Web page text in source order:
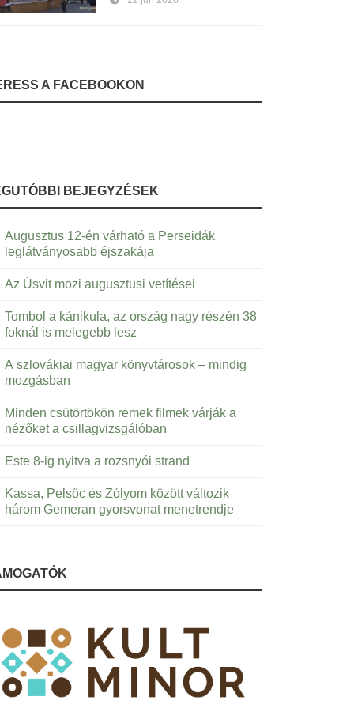
A FACEBOOKON
BEJEGYZÉSEK
Augusztus 12-én várható a Perseidák
leglátványosabb éjszakája
Az Úsvit mozi augusztusi vetítései
Tombol a kánikula, az ország nagy részén 38
foknál is melegebb lesz
A szlovákiai magyar könyvtárosok – mindig
mozgásban
Minden csütörtökön remek filmek várják a
nézőket a csillagvizsgálóban
Este 8-ig nyitva a rozsnyói strand
Kassa, Pelsőc és Zólyom között változik
három Gemeran gyorsvonat menetrendje